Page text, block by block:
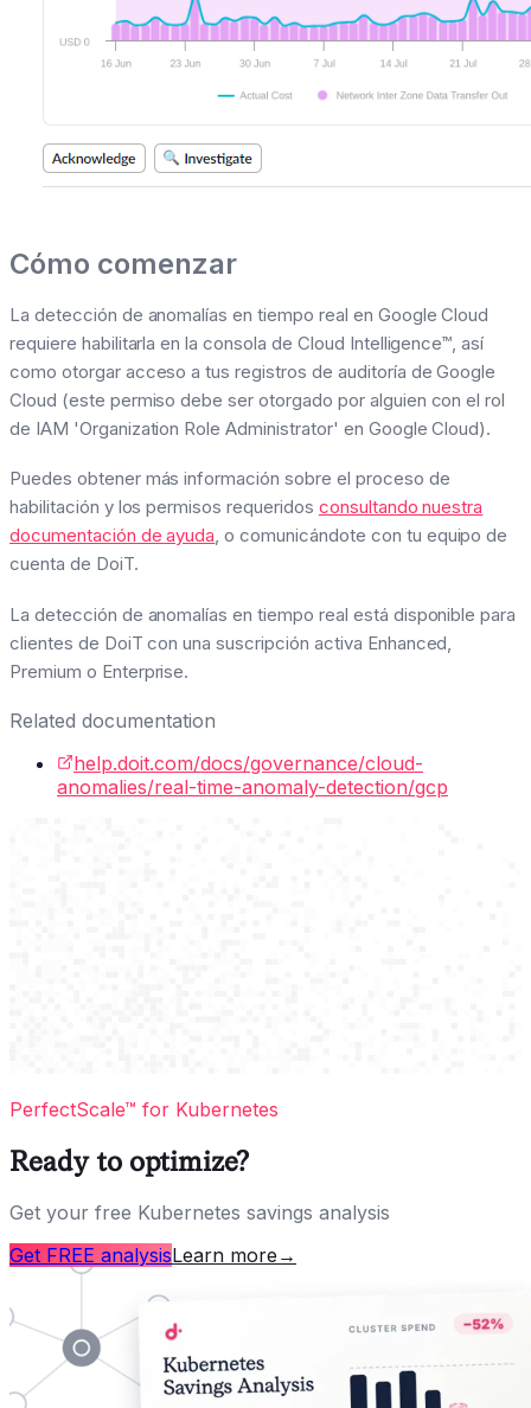
Cómo comenzar
La detección de anomalías en tiempo real en Google Cloud
requiere habilitarla en la consola de Cloud Intelligence™, así
como otorgar acceso a tus registros de auditoría de Google
Cloud (este permiso debe ser otorgado por alguien con el rol
de IAM 'Organization Role Administrator' en Google Cloud).
Puedes obtener más información sobre el proceso de
habilitación y los permisos requeridos consultando nuestra
documentación de ayuda, o comunicándote con tu equipo de
cuenta de DoiT.
La detección de anomalías en tiempo real está disponible para
clientes de DoiT con una suscripción activa Enhanced,
Premium o Enterprise.
Related documentation
help.doit.com/docs/governance/cloud-
anomalies/real-time-anomaly-detection/gcp
PerfectScale™ for Kubernetes
Ready to optimize?
Get your free Kubernetes savings analysis
Get FREE analysisLearn more →